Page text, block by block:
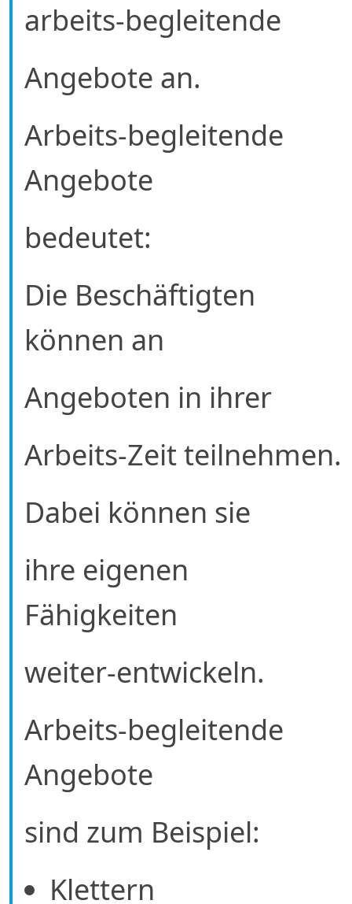
arbeits-begleitende
Angebote an.
Arbeits-begleitende
Angebote
bedeutet:
Die Beschäftigten
können an
Angeboten in ihrer
Arbeits-Zeit teilnehmen.
Dabei können sie
ihre eigenen
Fähigkeiten
weiter-entwickeln.
Arbeits-begleitende
Angebote
sind zum Beispiel:
Klettern